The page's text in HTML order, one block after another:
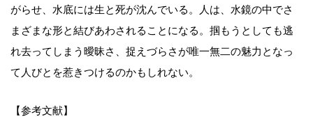
がらせ、水底には生と死が沈んでいる。人は、水鏡の中でさ
まざまな形と結びあわされることになる。掴もうとしても逃
れ去ってしまう曖昧さ、捉えづらさが唯一無二の魅力となっ
て人びとを惹きつけるのかもしれない。
【参考文献】